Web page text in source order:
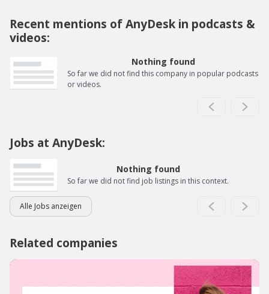
Recent mentions of AnyDesk in podcasts &
videos:
Nothing found
So far we did not find this company in popular podcasts
or videos.
Jobs at AnyDesk:
Nothing found
So far we did not find job listings in this context.
Alle Jobs anzeigen
Related companies